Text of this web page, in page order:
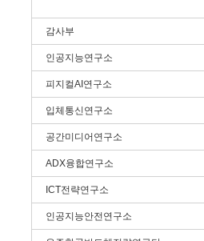
감사부
인공지능연구소
피지컬AI연구소
입체통신연구소
공간미디어연구소
ADX융합연구소
ICT전략연구소
인공지능안전연구소